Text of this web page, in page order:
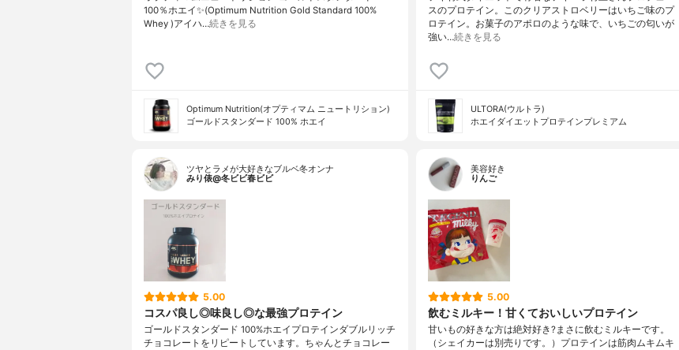
100％ホエイ✨(Optimum Nutrition Gold Standard 100%
Whey )アイハ…続きを見る
Optimum Nutrition(オプティマム ニュートリション)
ゴールドスタンダード 100% ホエイ
スのプロテイン。このクリアストロベリーはいちご味のプ
ロテイン。お菓子のアポロのような味で、いちごの匂いが
強い…続きを見る
ULTORA(ウルトラ)
ホエイダイエットプロテインプレミアム
ツヤとラメが大好きなブルベ冬オンナ
みり俵@冬ビビ春ビビ
5.00
コスパ良し◎味良し◎な最強プロテイン
ゴールドスタンダード 100%ホエイプロテインダブルリッチ
チョコレートをリピートしています。ちゃんとチョコレー
美容好き
りんご
5.00
飲むミルキー！甘くておいしいプロテイン
甘いもの好きな方は絶対好き?まさに飲むミルキーです。
（シェイカーは別売りです。）プロテインは筋肉ムキムキ